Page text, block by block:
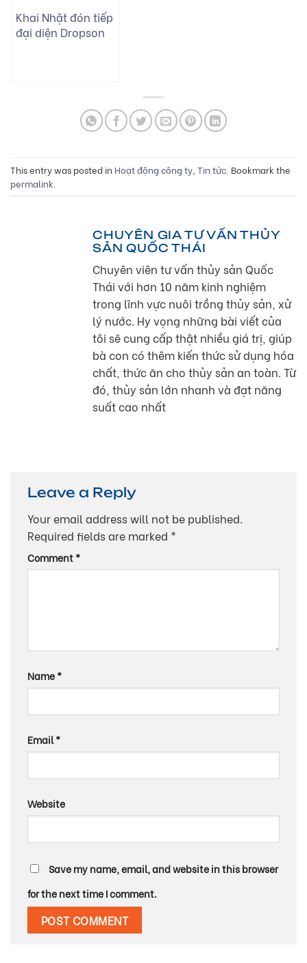
Khai Nhật đón tiếp
đại diện Dropson
This entry was posted in Hoạt động công ty Tin tức . Bookmark the
permalink
CHUYÊN GIA TƯ VẤN THỦY
SẢN QUỐC THÁI
Chuyên viên tư vấn thủy sản Quốc
Thái với hơn 10 năm kinh nghiệm
trong lĩnh vực nuôi trồng thủy sản, xử
lý nước. Hy vọng những bài viết của
tôi sẽ cung cấp thật nhiều giá trị, giúp
bà con có thêm kiến thức sử dụng hóa
chất, thức ăn cho thủy sản an toàn. Từ
đó, thủy sản lớn nhanh và đạt năng
suất cao nhất
Leave a Reply
Your email address will not be published.
Required fields are marked *
Comment*
Name*
Email*
Website
Save my name, email, and website in this browser
for the next time I comment.